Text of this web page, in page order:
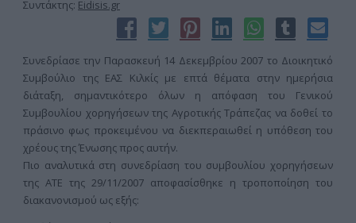
Συντάκτης: Eidisis.gr
Συνεδρίασε την Παρασκευή 14 Δεκεμβρίου 2007 το Διοικητικό
Συμβούλιο της ΕΑΣ Κιλκίς με επτά θέματα στην ημερήσια
διάταξη, σημαντικότερο όλων η απόφαση του Γενικού
Συμβουλίου χορηγήσεων της Αγροτικής Τράπεζας να δοθεί το
πράσινο φως προκειμένου να διεκπεραιωθεί η υπόθεση του
χρέους της Ένωσης προς αυτήν.
Πιο αναλυτικά στη συνεδρίαση του συμβουλίου χορηγήσεων
της ΑΤΕ της 29/11/2007 αποφασίσθηκε η τροποποίηση του
διακανονισμού ως εξής: